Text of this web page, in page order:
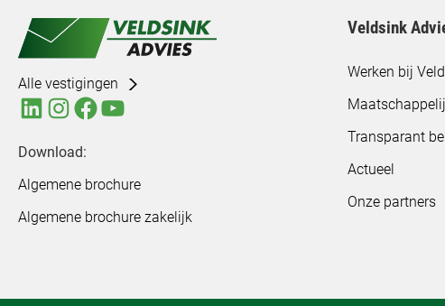
Alle vestigingen
Download:
Algemene brochure
Algemene brochure zakelijk
Veldsink
Werken bij
Transparant
Actueel
Onze partners